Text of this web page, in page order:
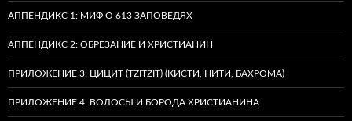
АППЕНДИКС 1: МИФ О 613 ЗАПОВЕДЯХ
АППЕНДИКС 2: ОБРЕЗАНИЕ И ХРИСТИАНИН
ПРИЛОЖЕНИЕ 3: ЦИЦИТ (TZITZIT) (КИСТИ, НИТИ, БАХРОМА)
ПРИЛОЖЕНИЕ 4: ВОЛОСЫ И БОРОДА ХРИСТИАНИНА